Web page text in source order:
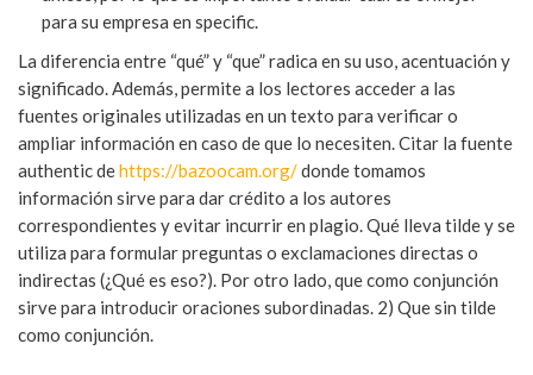
para su empresa en specific.
La diferencia entre “qué” y “que” radica en su uso, acentuación y
significado. Además, permite a los lectores acceder a las
fuentes originales utilizadas en un texto para verificar o
ampliar información en caso de que lo necesiten. Citar la fuente
authentic dehttps://bazoocam.org/donde tomamos
información sirve para dar crédito a los autores
correspondientes y evitar incurrir en plagio. Qué lleva tilde y se
utiliza para formular preguntas o exclamaciones directas o
indirectas (¿Qué es eso?). Por otro lado, que como conjunción
sirve para introducir oraciones subordinadas. 2) Que sin tilde
como conjunción.